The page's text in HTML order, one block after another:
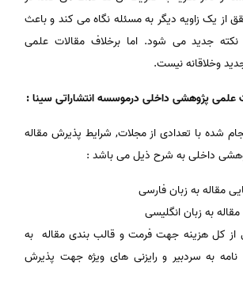
از یک زاویه دیگر به مسئله نگاه می کند و باعث
جدید می شود. اما برخلاف مقالات علمی
وخلاقانه نیست.
پژوهشی داخلی درموسسه انتشاراتی سینا :
شده با تعدادی از مجلات, شرایط پذیرش مقاله
داخلی به شرح ذیل می باشد :
مقاله به زبان فارسی
به زبان انگلیسی
از کل هزینه جهت فرمت و قالب بندی مقاله به
نامه به سردبیر و رایزنی های ویژه جهت پذیرش